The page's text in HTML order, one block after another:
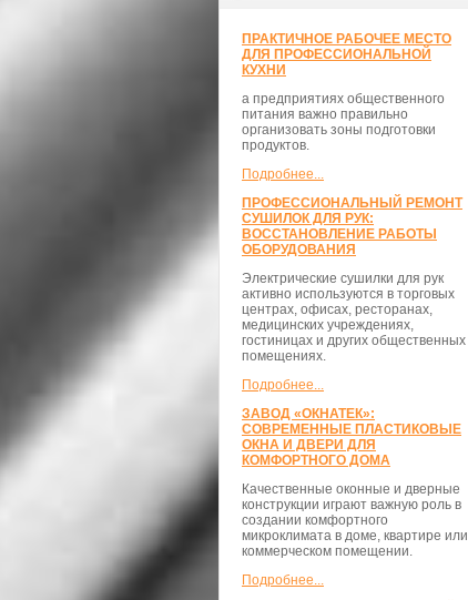
ПРАКТИЧНОЕ РАБОЧЕЕ МЕСТО
ДЛЯ ПРОФЕССИОНАЛЬНОЙ
КУХНИ
а предприятиях общественного
питания важно правильно
организовать зоны подготовки
продуктов.
Подробнее...
ПРОФЕССИОНАЛЬНЫЙ РЕМОНТ
СУШИЛОК ДЛЯ РУК:
ВОССТАНОВЛЕНИЕ РАБОТЫ
ОБОРУДОВАНИЯ
Электрические сушилки для рук
активно используются в торговых
центрах, офисах, ресторанах,
медицинских учреждениях,
гостиницах и других общественных
помещениях.
Подробнее...
ЗАВОД «ОКНАТЕК»:
СОВРЕМЕННЫЕ ПЛАСТИКОВЫЕ
ОКНА И ДВЕРИ ДЛЯ
КОМФОРТНОГО ДОМА
Качественные оконные и дверные
конструкции играют важную роль в
создании комфортного
микроклимата в доме, квартире или
коммерческом помещении.
Подробнее...